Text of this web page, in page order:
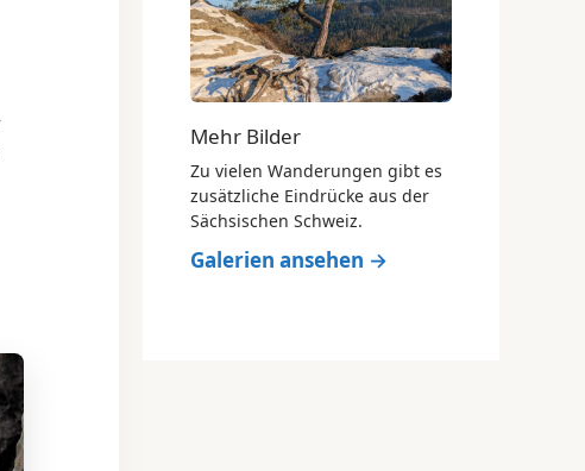
Mehr Bilder
Zu vielen Wanderungen gibt es
zusätzliche Eindrücke aus der
Sächsischen Schweiz.
Galerien ansehen →